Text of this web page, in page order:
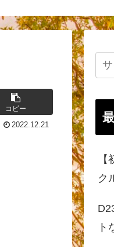
コピー
2022.12.21
ク
ト